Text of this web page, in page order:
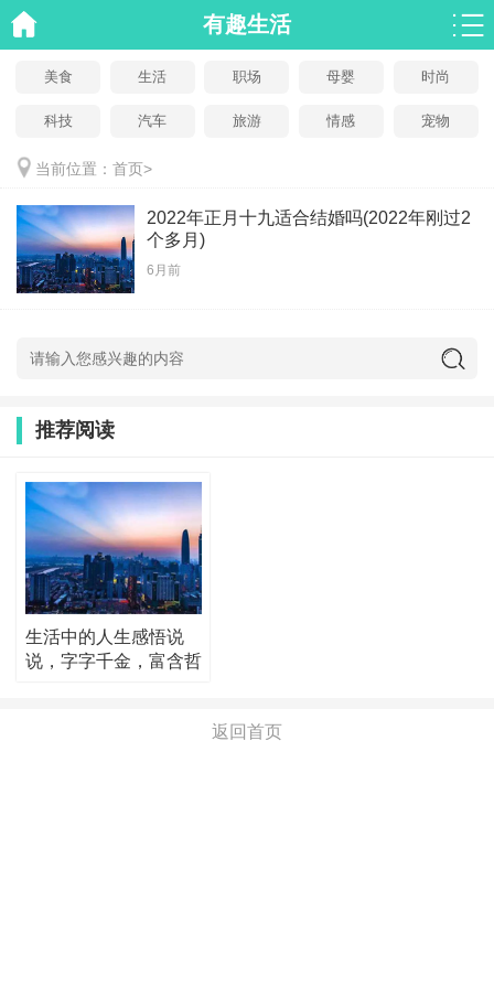
有趣生活
美食 生活 职场 母婴 时尚
科技 汽车 旅游 情感 宠物
当前位置： 首页>
2022年正月十九适合结婚吗(2022年刚过2
个多月)
6月前
推荐阅读
生活中的人生感悟说
说，字字千金，富含哲
返回首页